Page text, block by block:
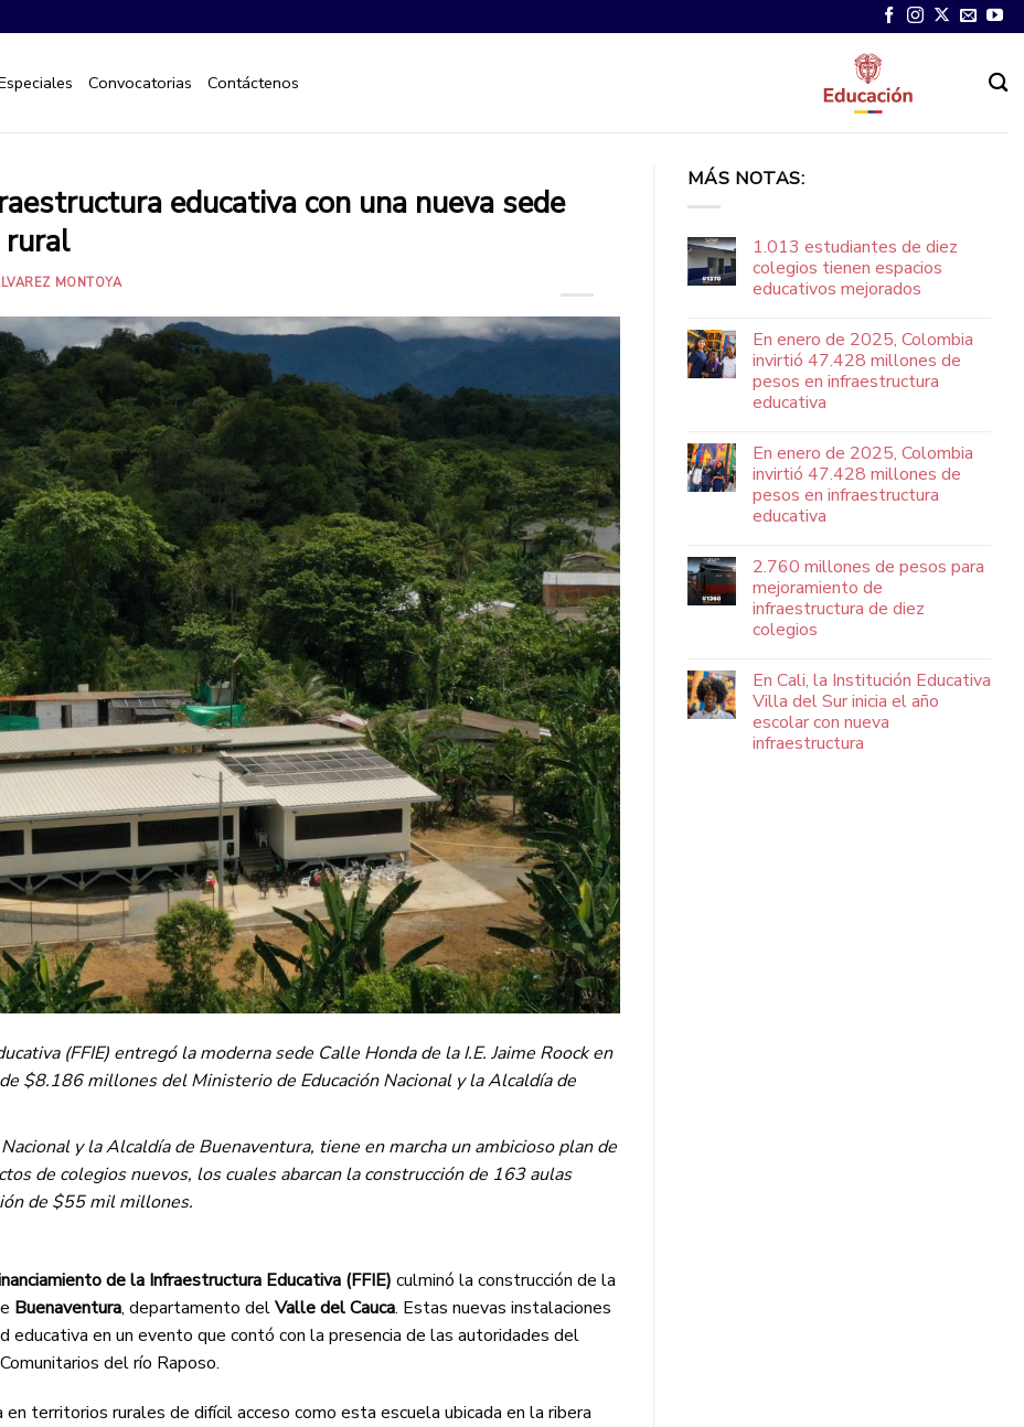
Convocatorias Contáctenos
educativa con una nueva sede
rural
MONTOYA
(FFIE) entregó la moderna sede Calle Honda de la I.E. Jaime Roock en
$8.186 millones del Ministerio de Educación Nacional y la Alcaldía de
y la Alcaldía de Buenaventura, tiene en marcha un ambicioso plan de
de colegios nuevos, los cuales abarcan la construcción de 163 aulas
de $55 mil millones.
de la Infraestructura Educativa (FFIE) culminó la construcción de la
Buenaventura, departamento delValle del Cauca. Estas nuevas instalaciones
en un evento que contó con la presencia de las autoridades del
del río Raposo.
territorios rurales de difícil acceso como esta escuela ubicada en la ribera
MÁS NOTAS:
1.013 estudiantes de diez
colegios tienen espacios
educativos mejorados
En enero de 2025, Colombia
invirtió 47.428 millones de
pesos en infraestructura
educativa
En enero de 2025, Colombia
invirtió 47.428 millones de
pesos en infraestructura
educativa
2.760 millones de pesos para
mejoramiento de
infraestructura de diez
colegios
En Cali, la Institución Educativa
Villa del Sur inicia el año
escolar con nueva
infraestructura